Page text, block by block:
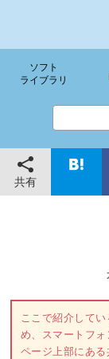
ソフト
ライブラリ
共有
ここで紹介して
め、スマートフォ
ページ上部にあ